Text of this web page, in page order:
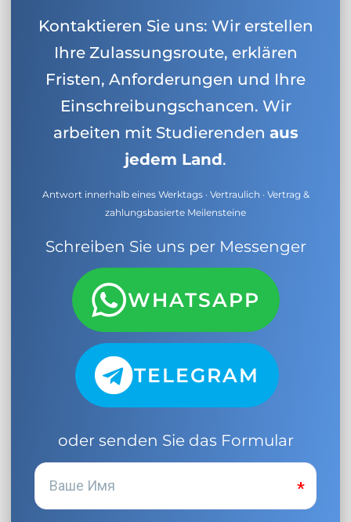
Kontaktieren Sie uns: Wir erstellen
Ihre Zulassungsroute, erklären
Fristen, Anforderungen und Ihre
Einschreibungschancen. Wir
arbeiten mit Studierenden aus
jedem Land.
Antwort innerhalb eines Werktags · Vertraulich · Vertrag &
zahlungsbasierte Meilensteine
Schreiben Sie uns per Messenger
WHATSAPP
TELEGRAM
oder senden Sie das Formular